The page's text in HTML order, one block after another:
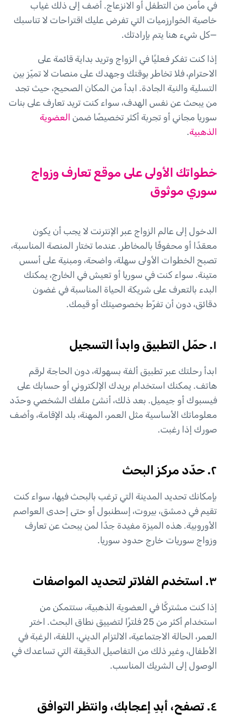
في مأمن من التطفل أو الانزعاج. أضف إلى ذلك غياب
خاصية الخوارزميات التي تفرض عليك اقتراحات لا تناسبك
—كل شيء هنا يتم بإرادتك.
إذا كنت تفكر فعليًا في الزواج وتريد بداية قائمة على
الاحترام، فلا تخاطر بوقتك وجهدك على منصات لا تميّز بين
التسلية والنية الجادة. ابدأ من المكان الصحيح، حيث تجد
من يبحث عن نفس الهدف، سواء كنت تريد تعارف على بنات
سوريا مجاني أو تجربة أكثر تخصيصًا ضمن العضوية
الذهبية.
خطواتك الأولى على موقع تعارف وزواج
سوري موثوق
الدخول إلى عالم الزواج عبر الإنترنت لا يجب أن يكون
معقدًا أو محفوفًا بالمخاطر. عندما تختار المنصة المناسبة،
تصبح الخطوات الأولى سهلة، واضحة، ومبنية على أسس
متينة. سواء كنت في سوريا أو تعيش في الخارج، يمكنك
البدء بالتعرف على شريكة الحياة المناسبة في غضون
دقائق، دون أن تفرّط بخصوصيتك أو قيمك.
١. حمّل التطبيق وابدأ التسجيل
ابدأ رحلتك عبر تطبيق ألفة بسهولة، دون الحاجة لرقم
هاتف. يمكنك استخدام بريدك الإلكتروني أو حسابك على
فيسبوك أو جيميل. بعد ذلك، أنشئ ملفك الشخصي وحدّد
معلوماتك الأساسية مثل العمر، المهنة، بلد الإقامة، وأضف
صورك إذا رغبت.
٢. حدّد مركز البحث
بإمكانك تحديد المدينة التي ترغب بالبحث فيها، سواء كنت
تقيم في دمشق، بيروت، إسطنبول أو حتى إحدى العواصم
الأوروبية. هذه الميزة مفيدة جدًا لمن يبحث عن تعارف
وزواج سوريات خارج حدود سوريا.
٣. استخدم الفلاتر لتحديد المواصفات
إذا كنت مشتركًا في العضوية الذهبية، ستتمكن من
استخدام أكثر من 25 فلترًا لتضييق نطاق البحث. اختر
العمر، الحالة الاجتماعية، الالتزام الديني، اللغة، الرغبة في
الأطفال، وغير ذلك من التفاصيل الدقيقة التي تساعدك في
الوصول إلى الشريك المناسب.
٤. تصفح، أبدِ إعجابك، وانتظر التوافق